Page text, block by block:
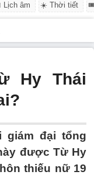
Lịch âm ☀️ Thời tiết
Hy Thái
giám đại tổng
được Từ Hy
thiếu nữ 19